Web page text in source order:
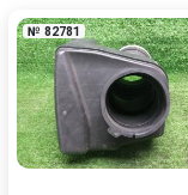
№ 82781